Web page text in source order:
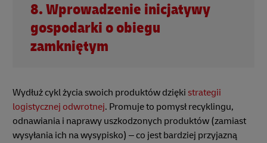
8. Wprowadzenie inicjatywy
gospodarki o obiegu
zamkniętym
Wydłuż cykl życia swoich produktów dzięki strategii
logistycznej odwrotnej. Promuje to pomysł recyklingu,
odnawiania i naprawy uszkodzonych produktów (zamiast
wysyłania ich na wysypisko) – co jest bardziej przyjazną